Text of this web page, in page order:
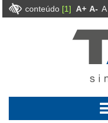
conteúdo [1] A+ A- A